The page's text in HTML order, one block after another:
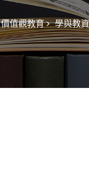
價值觀教育 > 學與教